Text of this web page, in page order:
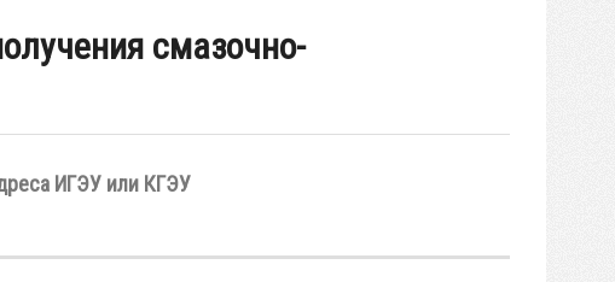
смазочно-
ИГЭУ или КГЭУ